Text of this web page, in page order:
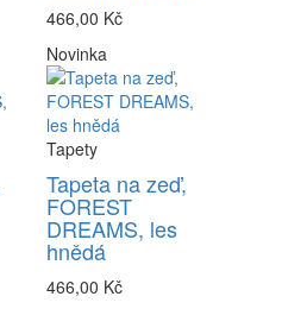
466,00 Kč
Novinka
Tapety
Tapeta na zeď,
FOREST
DREAMS, les
hnědá
466,00 Kč